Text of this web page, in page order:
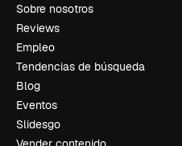
Sobre nosotros
Reviews
Empleo
Tendencias de búsqueda
Blog
Eventos
Slidesgo